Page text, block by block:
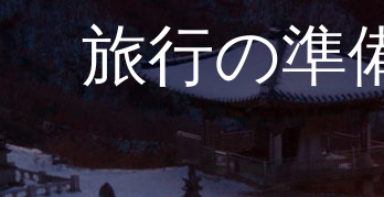
旅行の準